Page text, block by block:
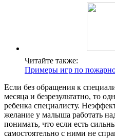
Читайте также:
Примеры игр по
Если без обращения к
месяца и безрезультатно, то
ребенка специалисту.
желание у малыша работать
понимать, что если есть
самостоятельно с ними не